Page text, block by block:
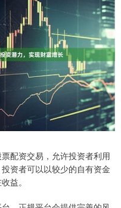
配资交易，允许投资者利用
资者可以以较少的自有资金
益。